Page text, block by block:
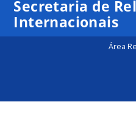
Secretaria de
Internacionais
Área